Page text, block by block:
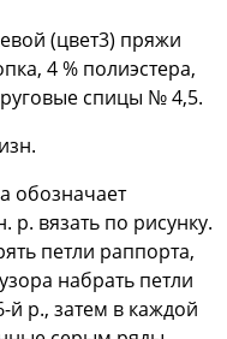
(цвет3) пряжи
4 % полиэстера,
спицы № 4,5.
обозначает
р. вязать по рисунку.
петли раппорта,
набрать петли
й р., затем в каждой